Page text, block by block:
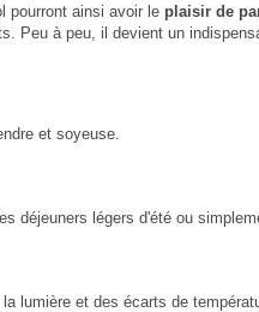
pourront ainsi avoir le plaisir de
Peu à peu, il devient un
et soyeuse.
déjeuners légers d'été ou
lumière et des écarts de